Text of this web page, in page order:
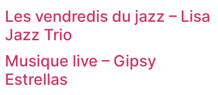
Les vendredis du jazz – Lisa
Jazz Trio
Musique live – Gipsy
Estrellas